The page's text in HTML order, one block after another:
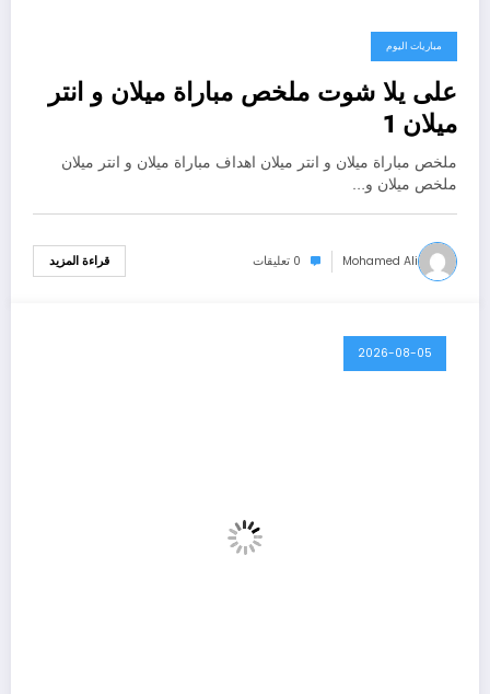
مباريات اليوم
على يلا شوت ملخص مباراة ميلان و انتر
ميلان 1
ملخص مباراة ميلان و انتر ميلان اهداف مباراة ميلان و انتر ميلان
ملخص ميلان و…
Mohamed Ali 0 تعليقات قراءة المزيد
2026-08-05